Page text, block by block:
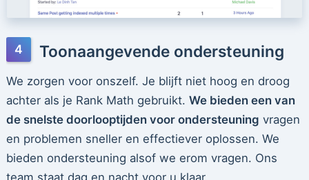
Toonaangevende ondersteuning
We zorgen voor onszelf. Je blijft niet hoog en droog
achter als je Rank Math gebruikt. We bieden een van
de snelste doorlooptijden voor ondersteuning vragen
en problemen sneller en effectiever oplossen. We
bieden ondersteuning alsof we erom vragen. Ons
team staat dag en nacht voor u klaar.